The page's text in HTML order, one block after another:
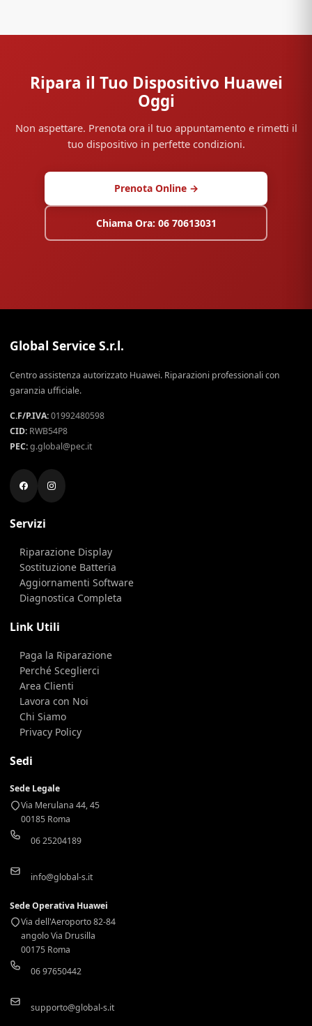
Ripara il Tuo Dispositivo Huawei
Oggi
Non aspettare. Prenota ora il tuo appuntamento e rimetti il
tuo dispositivo in perfette condizioni.
Prenota Online →
Chiama Ora: 06 70613031
Global Service S.r.l.
Centro assistenza autorizzato Huawei. Riparazioni professionali con
garanzia ufficiale.
C.F/P.IVA:01992480598
CID: RWB54P8
PEC:g.global@pec.it
Servizi
Riparazione Display
Sostituzione Batteria
Aggiornamenti Software
Diagnostica Completa
Link Utili
Paga la Riparazione
Perché Sceglierci
Area Clienti
Lavora con Noi
Chi Siamo
Privacy Policy
Sedi
Sede Legale
Via Merulana 44, 45
00185 Roma
06 25204189
info@global-s.it
Sede Operativa Huawei
Via dell'Aeroporto 82-84
angolo Via Drusilla
00175 Roma
06 97650442
supporto@global-s.it